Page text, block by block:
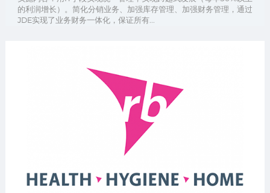
的利润增长）。简化分销业务、加强库存管理、加强财务管理，通过
JDE实现了业务财务一体化，保证所有...